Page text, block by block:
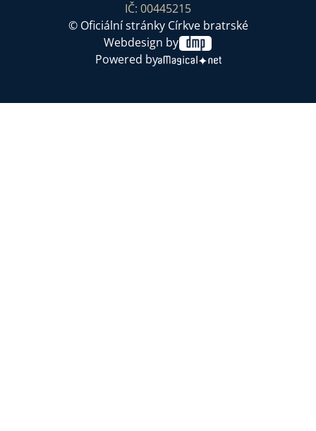
IČ: 00445215
© Oficiální stránky Církve bratrské
Webdesign by
Powered by